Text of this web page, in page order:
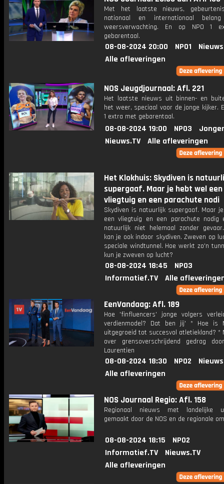
Met het laatste nieuws,
nationaal en internationaal
weersverwachting. En op NPO 1
gebarentaal.
08-08-2024 20:00 NPO1
Alle afleveringen
NOS Jeugdjournaal: Afl. 221
Het laatste nieuws uit binnen- en
het weer, speciaal voor de jonge kijker.
1 extra met gebarentaal.
08-08-2024 19:00 NPO3
Nieuws.TV
Alle afleveringen
Het Klokhuis: Skydiven is
supergaaf. Maar je hebt wel een
vliegtuig en een parachute nodi
Skydiven is natuurlijk supergaaf. Maar
een vliegtuig en een parachute
natuurlijk niet helemaal zonder
kan je ook indoor skydiven. Zweven op
speciale windtunnel. Hoe werkt zo'n
kun je zweven op lucht?
08-08-2024 18:45
NPO3
Informatief.TV
Alle
EenVandaag: Afl. 189
Hoe 'finfluencers' jonge volgers
verdienmodel? Dat ben jij' * Hoe is
uitgegroeid tot succesvol atletiekland? *
over grensoverschrijdend gedrag
Laurentien
08-08-2024 18:30 NPO2
Alle afleveringen
NOS Journaal Regio: Afl. 158
Regionaal nieuws met landelijke
gemaakt door de NOS en de regionale
08-08-2024 18:15
NPO2
Informatief.TV
Nieuws.TV
Alle afleveringen